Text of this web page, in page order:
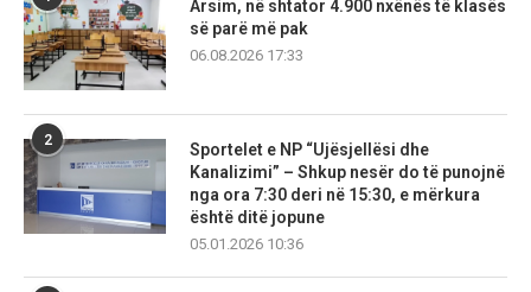
Arsim, në shtator 4.900 nxënës të klasës
së parë më pak
06.08.2026 17:33
2
Sportelet e NP “Ujësjellësi dhe
Kanalizimi” – Shkup nesër do të punojnë
nga ora 7:30 deri në 15:30, e mërkura
është ditë jopune
05.01.2026 10:36